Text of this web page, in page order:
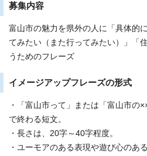
募集内容
富山市の魅力を県外の人に「具体的
てみたい（また行ってみたい）」「
うためのフレーズ
イメージアップフレーズの形式
・「富山市って」または「富山市の
で終わる短文。
・長さは、20字～40字程度。
・ユーモアのある表現や遊び心のあ